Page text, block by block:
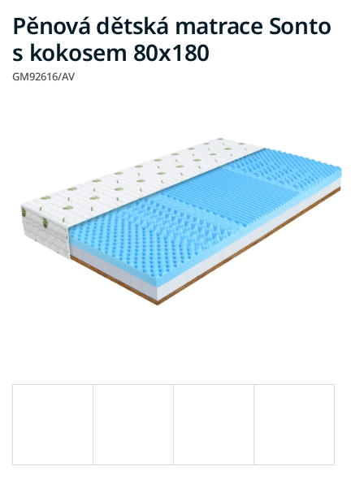
Pěnová dětská matrace Sonto
s kokosem 80x180
GM92616/AV